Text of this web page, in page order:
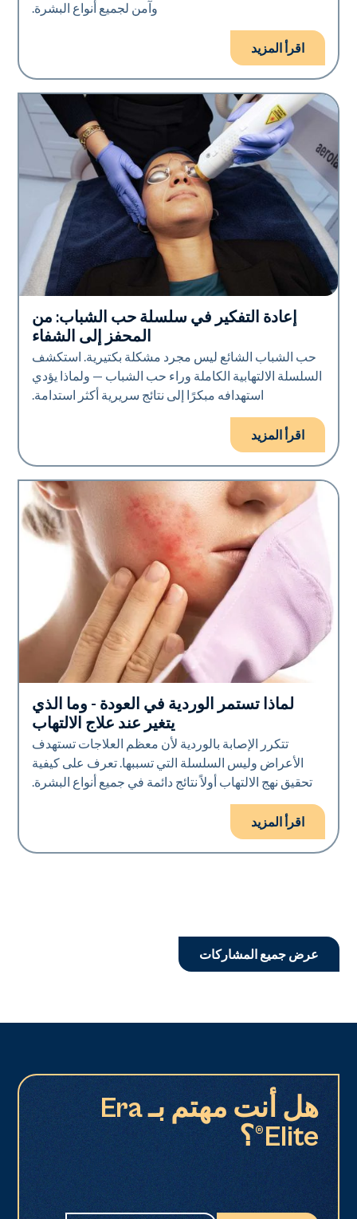
وآمن لجميع أنواع البشرة.
اقرأ المزيد
صحة الجلد
إعادة التفكير في سلسلة حب الشباب: من
المحفز إلى الشفاء
حب الشباب الشائع ليس مجرد مشكلة بكتيرية. استكشف
السلسلة الالتهابية الكاملة وراء حب الشباب — ولماذا يؤدي
استهدافه مبكرًا إلى نتائج سريرية أكثر استدامة.
اقرأ المزيد
صحة الجلد
لماذا تستمر الوردية في العودة - وما الذي
يتغير عند علاج الالتهاب
تتكرر الإصابة بالوردية لأن معظم العلاجات تستهدف
الأعراض وليس السلسلة التي تسببها. تعرف على كيفية
تحقيق نهج الالتهاب أولاً نتائج دائمة في جميع أنواع البشرة.
اقرأ المزيد
عرض جميع المشاركات
هل أنت مهتم بـ Era
Elite®؟